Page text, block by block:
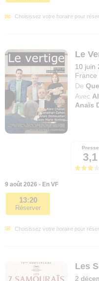
Choisissez votre horaire pour
Le
10 juin
France
De
Avec
Anaïs
Presse
3,1
9 août 2026 - En VF
13:20
Réserver
Choisissez votre horaire pour
Les
2